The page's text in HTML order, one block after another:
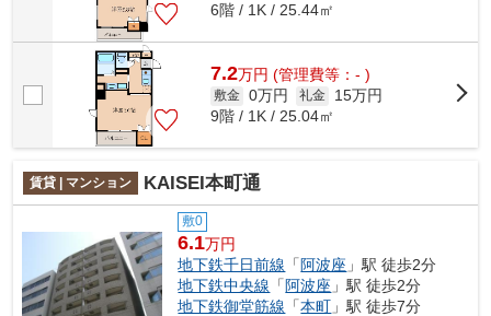
6階 / 1K / 25.44㎡
7.2万円 (管理費等：- )
敷金 0万円 礼金
15万円
9階 / 1K / 25.04㎡
賃貸 | マンション KAISEI本町通
敷0
6.1万円
地下鉄千日前線 「阿波座 」駅 徒歩2分
地下鉄中央線 「阿波座 」駅 徒歩2分
地下鉄御堂筋線 「本町 」駅 徒歩7分